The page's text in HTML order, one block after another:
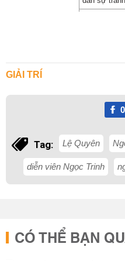
GIẢI TRÍ
0
Tag: Lệ Quyên
diễn viên Ngọc Trinh
CÓ THỂ BẠN